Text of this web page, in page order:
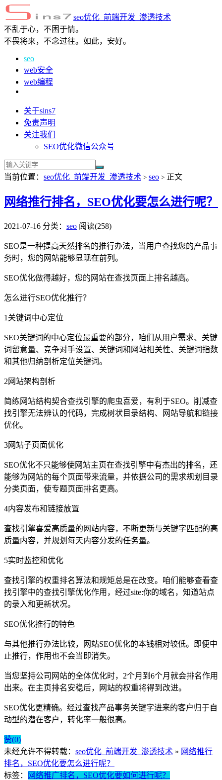
seo优化_前端开发_渗透技术
不乱于心，不困于情。
不畏将来，不念过往。如此，安好。
seo
web安全
web编程
关于sins7
免责声明
关注我们
SEO优化微信公众号
当前位置： seo优化_前端开发_渗透技术 > seo > 正文
网络推行排名，SEO优化要怎么进行呢？
2021-07-16 分类： seo 阅读(258)
SEO是一种提高天然排名的推行办法，当用户查找您的产品事
务时，您的网站能够显现在前列。
SEO优化做得越好，您的网站在查找页面上排名越高。
怎么进行SEO优化推行？
1关键词中心定位
SEO关键词的中心定位最重要的部分，咱们从用户需求、关键
词留意量、竞争对手设置、关键词和网站相关性、关键词指数
和其他归纳剖析定位关键词。
2网站架构剖析
简练网站结构契合查找引擎的爬虫喜爱，有利于SEO。削减查
找引擎无法辨认的代码，完成树状目录结构、网站导航和链接
优化。
3网站子页面优化
SEO优化不只能够使网站主页在查找引擎中有杰出的排名，还
能够为网站的每个页面带来流量，并依据公司的需求规划目录
分类页面，使专题页面排名更高。
4内容发布和链接放置
查找引擎喜爱高质量的网站内容，不断更新与关键字匹配的高
质量内容，并规划每天内容分发的任务量。
5实时监控和优化
查找引擎的权重排名算法和规矩总是在改变。咱们能够查看查
找引擎中的查找引擎优化作用，经过site:你的域名，知道站点
的录入和更新状况。
SEO优化推行的特色
与其他推行办法比较，网站SEO优化的本钱相对较低。即便中
止推行，作用也不会当即消失。
当您坚持公司网站的全体优化时，2个月到6个月就会排名作用
出来。在主页排名安稳后，网站的权重将得到改进。
SEO优化更精确。经过查找产品事务关键字进来的客户归于自
动型的潜在客户，转化率一般很高。
赞(0)
未经允许不得转载： seo优化_前端开发_渗透技术 » 网络推行
排名，SEO优化要怎么进行呢？
标签：
网络推广排名，SEO优化要如何进行呢？